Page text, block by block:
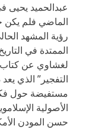
عبدالحميد
الماضي فلم يكن
رؤية المشهد
الممتدة في
لغشاوي عن
التفجير” الذي
مستفيضة حول
الأصولية
حسن المودن